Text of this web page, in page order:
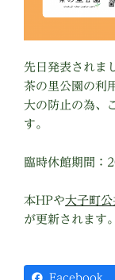
先日発表されま
茶の里公園の利
大の防止の為、
す。
臨時休館期間
本HPや大子町
が更新されます
Facebook